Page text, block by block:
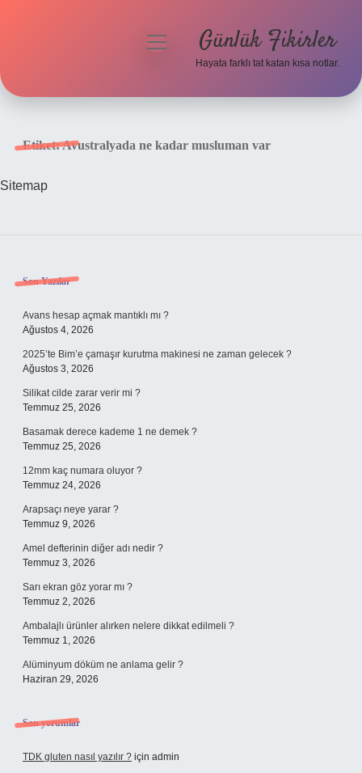
menüyü
Günlük Fikirler
Hayata farklı tat katan kısa notlar.
Etiket:Avustralyada ne kadar musluman var
Sitemap
Sidebar
Son Yazılar
Avans hesap açmak mantıklı mı ?
Ağustos 4, 2026
2025’te Bim’e çamaşır kurutma makinesi ne zaman gelecek ?
Ağustos 3, 2026
Silikat cilde zarar verir mi ?
Temmuz 25, 2026
Basamak derece kademe 1 ne demek ?
Temmuz 25, 2026
12mm kaç numara oluyor ?
Temmuz 24, 2026
Arapsaçı neye yarar ?
Temmuz 9, 2026
Amel defterinin diğer adı nedir ?
Temmuz 3, 2026
Sarı ekran göz yorar mı ?
Temmuz 2, 2026
Ambalajlı ürünler alırken nelere dikkat edilmeli ?
Temmuz 1, 2026
Alüminyum döküm ne anlama gelir ?
Haziran 29, 2026
Son yorumlar
TDK gluten nasıl yazılır ? için admin